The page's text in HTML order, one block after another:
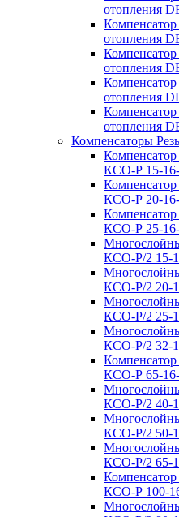
отопления
отопления
отопления
отопления
отопления
Компенсаторы
КСО-Р 15-
КСО-Р 20-
КСО-Р 25-
КСО-Р/2 15-
КСО-Р/2 20-
КСО-Р/2 25-
КСО-Р/2 32-
КСО-Р 65-
КСО-Р/2 40-
КСО-Р/2 50-
КСО-Р/2 65-
КСО-Р 100-